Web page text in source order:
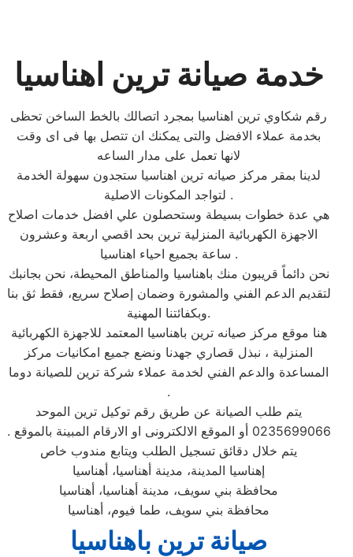
خدمة صيانة ترين اهناسيا
رقم شكاوي ترين اهناسيا بمجرد اتصالك بالخط الساخن تحظى
بخدمة عملاء الافضل والتى يمكنك ان تتصل بها فى اى وقت
لانها تعمل على مدار الساعه
لدينا بمقر مركز صيانه ترين اهناسيا ستجدون سهولة الخدمة
لتواجد المكونات الاصلية .
هي عدة خطوات بسيطة وستحصلون علي افضل خدمات اصلاح
الاجهزة الكهربائية المنزلية ترين بحد اقصي اربعة وعشرون
ساعة بجميع احياء اهناسيا .
نحن دائماً قريبون منك باهناسيا والمناطق المحيطة، نحن بجانبك
لتقديم الدعم الفني والمشورة وضمان إصلاح سريع، فقط ثق بنا
وبكفائتنا المهنية.
هنا موقع مركز صيانه ترين باهناسيا المعتمد للاجهزة الكهربائية
المنزلية ، نبذل قصاري جهدنا ونضع جميع امكانيات مركز
المساعدة والدعم الفني لخدمة عملاء شركة ترين للصيانة دوما
.
يتم طلب الصيانة عن طريق رقم توكيل ترين الموحد
0235699066 أو الموقع الالكترونى او الارقام المبينة بالموقع .
يتم خلال دقائق تسجيل الطلب ويتابع مندوب خاص
إهناسيا المدينة، مدينة أهناسيا، أهناسيا
محافظة بني سويف، مدينة أهناسيا، أهناسيا
محافظة بني سويف، طما فيوم، أهناسيا
صيانة ترين باهناسيا